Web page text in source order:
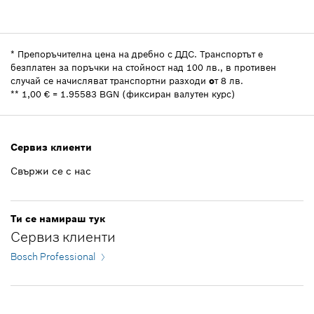
86.13 лв *
*Препоръчителна цена на дребно с ДДС.
Добави към кошницата
44,04 EUR **
86.13 лв *
*Препоръчителна цена на дребно с ДДС.
Информация за резервни части
Индикация за използване
Показване в изображение
12,36 EUR **
24.17 лв *
*Препоръчителна цена на дребно с ДДС.
* Препоръчителна цена на дребно с ДДС. Транспортът е
безплатен за поръчки на стойност над 100 лв., в противен
случай се начисляват транспортни разходи oт 8 лв.
** 1,00 € = 1.95583 BGN (фиксиран валутен курс)
Сервиз клиенти
Свържи се с нас
Ти се намираш тук
Сервиз клиенти
Bosch Professional